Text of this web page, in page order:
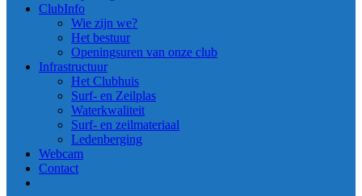
ClubInfo
Wie zijn we?
Het bestuur
Openingsuren van onze club
Infrastructuur
Het Clubhuis
Surf- en Zeilplas
Waterkwaliteit
Surf- en zeilmateriaal
Ledenberging
Webcam
Contact